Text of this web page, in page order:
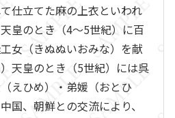
仕立てた麻の上衣といわれ
皇のとき（4～5世紀）に百
女（きぬぬいおみな）を献
天皇のとき（5世紀）には呉
えひめ）・弟媛（おとひ
国、朝鮮との交流により、